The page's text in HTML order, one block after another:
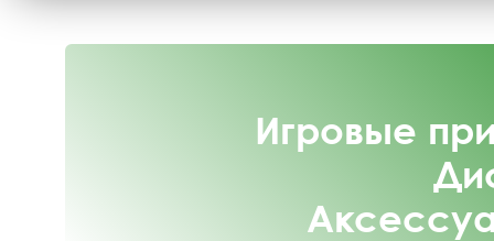
Игровые